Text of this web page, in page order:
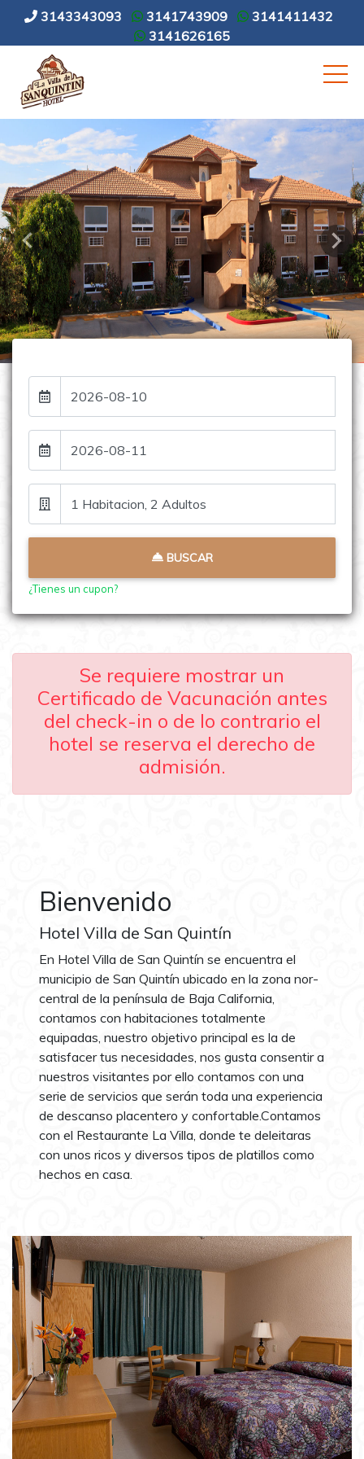
3143343093 3141743909
3141411432
3141626165
Anterior
BUSCAR
¿Tienes un cupon?
Se requiere mostrar un
Certificado de Vacunación antes
del check-in o de lo contrario el
hotel se reserva el derecho de
admisión.
Bienvenido
Hotel Villa de San Quintín
En Hotel Villa de San Quintín se encuentra el
municipio de San Quintín ubicado en la zona nor-
central de la península de Baja California,
contamos con habitaciones totalmente
equipadas, nuestro objetivo principal es la de
satisfacer tus necesidades, nos gusta consentir a
nuestros visitantes por ello contamos con una
serie de servicios que serán toda una experiencia
de descanso placentero y confortable.Contamos
con el Restaurante La Villa, donde te deleitaras
con unos ricos y diversos tipos de platillos como
hechos en casa.